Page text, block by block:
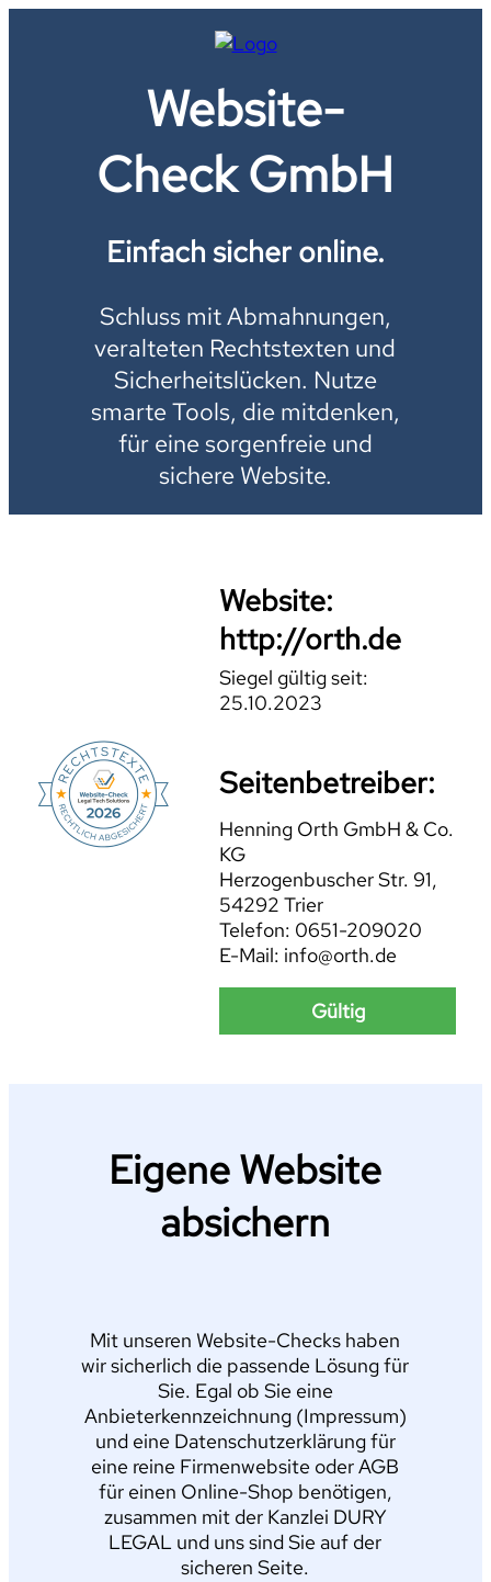
Website-
Check GmbH
Einfach sicher online.
Schluss mit Abmahnungen,
veralteten Rechtstexten und
Sicherheitslücken. Nutze
smarte Tools, die mitdenken,
für eine sorgenfreie und
sichere Website.
Website:
http://orth.de
Siegel gültig seit:
25.10.2023
Seitenbetreiber:
Henning Orth GmbH & Co.
KG
Herzogenbuscher Str. 91,
54292 Trier
Telefon: 0651-209020
E-Mail: info@orth.de
Gültig
Eigene Website
absichern
Mit unseren Website-Checks haben
wir sicherlich die passende Lösung für
Sie. Egal ob Sie eine
Anbieterkennzeichnung (Impressum)
und eine Datenschutzerklärung für
eine reine Firmenwebsite oder AGB
für einen Online-Shop benötigen,
zusammen mit der Kanzlei DURY
LEGAL und uns sind Sie auf der
sicheren Seite.